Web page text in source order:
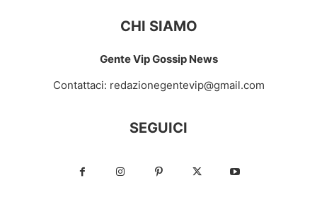
CHI SIAMO
Gente Vip Gossip News
Contattaci: redazionegentevip@gmail.com
SEGUICI